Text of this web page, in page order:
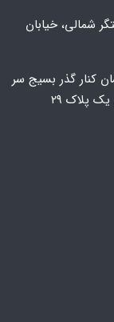
شمالی، خیابان
کنار گذر بسیج سر
پلاک ۲۹